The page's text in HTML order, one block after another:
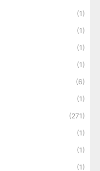
(1)
(1)
(1)
(1)
(6)
(1)
(271)
(1)
(1)
(1)